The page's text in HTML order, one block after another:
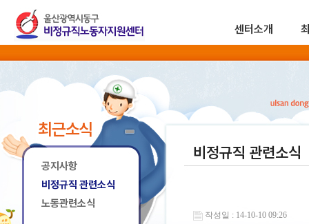
센터소개
최근소식
공지사항
비정규직 관련소식
노동관련소식
비정규직 관련소식
작성일 : 14-10-10 09:26